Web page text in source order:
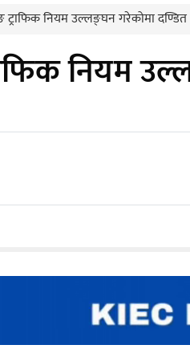
ट्राफिक नियम उल्लङ्घन गरेकोमा दण्डित
नियम